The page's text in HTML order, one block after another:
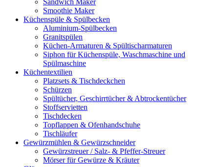
Smoothie Maker
Küchenspüle & Spülbecken
Aluminium-Spülbecken
Granitspülen
Küchen-Armaturen & Spültischarmaturen
Siphon für Küchenspüle, Waschmaschine und
Spülmaschine
Küchentextilien
Platzsets & Tischdeckchen
Schürzen
Spültücher, Geschirrtücher & Abtrockentücher
Stoffservietten
Tischdecken
Topflappen & Ofenhandschuhe
Tischläufer
Gewürzmühlen & Gewürzschneider
Gewürzstreuer / Salz- & Pfeffer-Streuer
Mörser für Gewürze & Kräuter